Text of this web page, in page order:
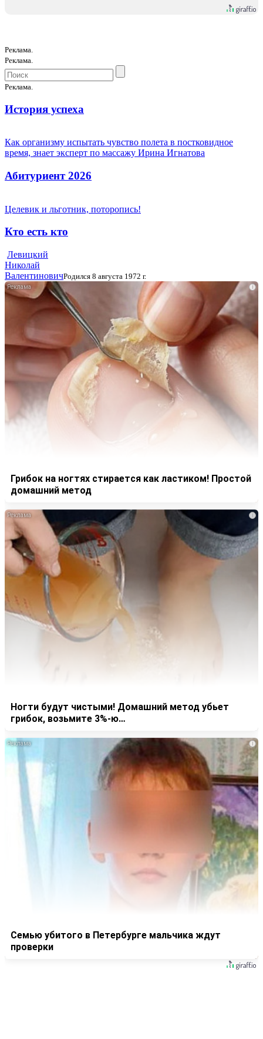
Реклама.
Реклама.
Реклама.
История успеха
Как организму испытать чувство полета в постковидное
время, знает эксперт по массажу Ирина Игнатова
Абитуриент 2026
Целевик и льготник, поторопись!
Кто есть кто
Левицкий
Николай
ВалентиновичРодился 8 августа 1972 г.
i
Грибок на ногтях стирается как ластиком! Простой
домашний метод
i
Ногти будут чистыми! Домашний метод убьет
грибок, возьмите 3%-ю…
i
Семью убитого в Петербурге мальчика ждут
проверки